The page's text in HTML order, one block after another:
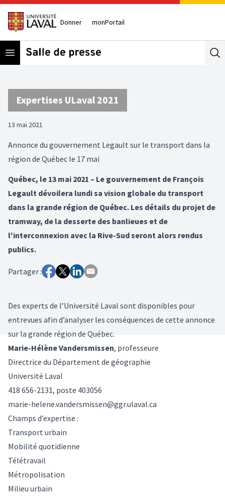
Donner monPortail
Open menu
Expertises ULaval 2021
13 mai 2021
Annonce du gouvernement Legault sur le transport dans la
région de Québec le 17 mai
Québec, le 13 mai 2021 – Le gouvernement de François
Legault dévoilera lundi sa vision globale du transport
dans la grande région de Québec. Les détails du projet de
tramway, de la desserte des banlieues et de
l'interconnexion avec la Rive-Sud seront alors rendus
publics.
Partager :
Des experts de l’Université Laval sont disponibles pour
entrevues afin d’analyser les conséquences de cette annonce
sur la grande région de Québec.
Marie-Hélène Vandersmissen, professeure
Directrice du Département de géographie
Université Laval
418 656-2131, poste 403056
marie-helene.vandersmissen@ggr.ulaval.ca
Champs d’expertise :
Transport urbain
Mobilité quotidienne
Télétravail
Métropolisation
Milieu urbain